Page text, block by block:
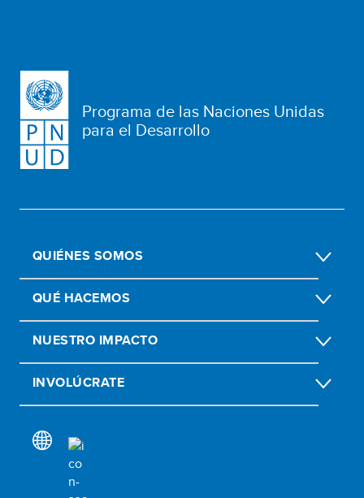
Programa de las Naciones Unidas
para el Desarrollo
QUIÉNES SOMOS
QUÉ HACEMOS
NUESTRO IMPACTO
INVOLÚCRATE